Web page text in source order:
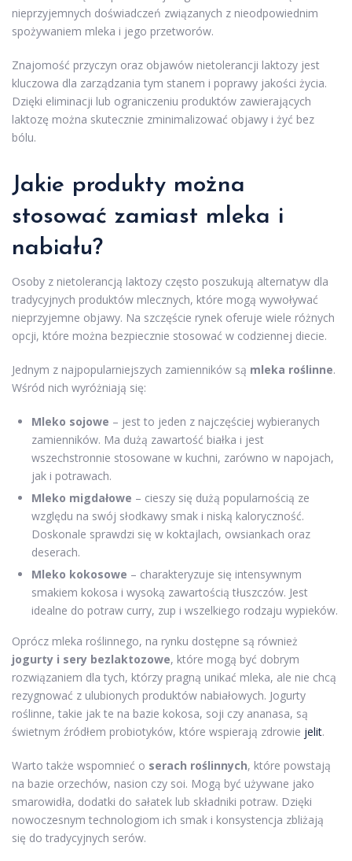
nieprzyjemnych doświadczeń związanych z nieodpowiednim
spożywaniem mleka i jego przetworów.
Znajomość przyczyn oraz objawów nietolerancji laktozy jest
kluczowa dla zarządzania tym stanem i poprawy jakości życia.
Dzięki eliminacji lub ograniczeniu produktów zawierających
laktozę można skutecznie zminimalizować objawy i żyć bez
bólu.
Jakie produkty można
stosować zamiast mleka i
nabiału?
Osoby z nietolerancją laktozy często poszukują alternatyw dla
tradycyjnych produktów mlecznych, które mogą wywoływać
nieprzyjemne objawy. Na szczęście rynek oferuje wiele różnych
opcji, które można bezpiecznie stosować w codziennej diecie.
Jednym z najpopularniejszych zamienników są mleka roślinne.
Wśród nich wyróżniają się:
Mleko sojowe – jest to jeden z najczęściej wybieranych
zamienników. Ma dużą zawartość białka i jest
wszechstronnie stosowane w kuchni, zarówno w napojach,
jak i potrawach.
Mleko migdałowe – cieszy się dużą popularnością ze
względu na swój słodkawy smak i niską kaloryczność.
Doskonale sprawdzi się w koktajlach, owsiankach oraz
deserach.
Mleko kokosowe – charakteryzuje się intensywnym
smakiem kokosa i wysoką zawartością tłuszczów. Jest
idealne do potraw curry, zup i wszelkiego rodzaju wypieków.
Oprócz mleka roślinnego, na rynku dostępne są również
jogurty i sery bezlaktozowe, które mogą być dobrym
rozwiązaniem dla tych, którzy pragną unikać mleka, ale nie chcą
rezygnować z ulubionych produktów nabiałowych. Jogurty
roślinne, takie jak te na bazie kokosa, soji czy ananasa, są
świetnym źródłem probiotyków, które wspierają zdrowie jelit.
Warto także wspomnieć o serach roślinnych, które powstają
na bazie orzechów, nasion czy soi. Mogą być używane jako
smarowidła, dodatki do sałatek lub składniki potraw. Dzięki
nowoczesnym technologiom ich smak i konsystencja zbliżają
się do tradycyjnych serów.